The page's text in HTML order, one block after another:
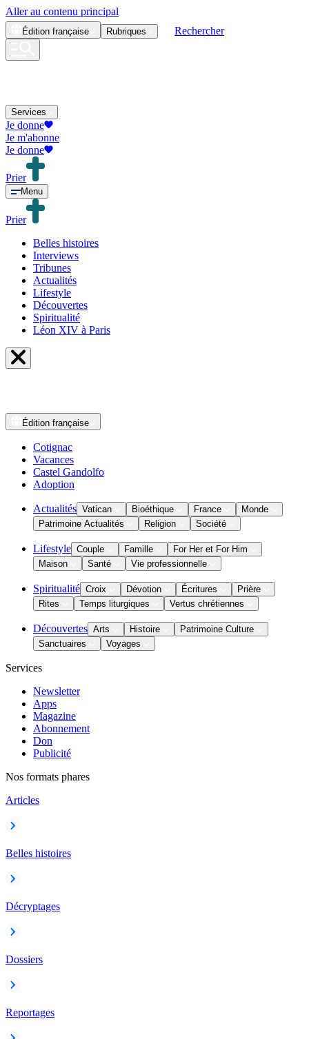
Aller au contenu principal
Édition française Rubriques Rechercher
Services
Je donne
Je m'abonne
Je donne
Prier
Menu
Prier
Belles histoires
Interviews
Tribunes
Actualités
Lifestyle
Découvertes
Spiritualité
Léon XIV à Paris
Édition française
Cotignac
Vacances
Castel Gandolfo
Adoption
Actualités Vatican Bioéthique France
Monde
Patrimoine Actualités
Religion Société
Lifestyle Couple Famille
For Her et For Him
Maison
Santé Vie professionnelle
Spiritualité Croix Dévotion Écritures
Prière
Rites
Temps liturgiques Vertus chrétiennes
Découvertes Arts Histoire
Patrimoine Culture
Sanctuaires
Voyages
Services
Newsletter
Apps
Magazine
Abonnement
Don
Publicité
Nos formats phares
Articles
Belles histoires
Décryptages
Dossiers
Reportages